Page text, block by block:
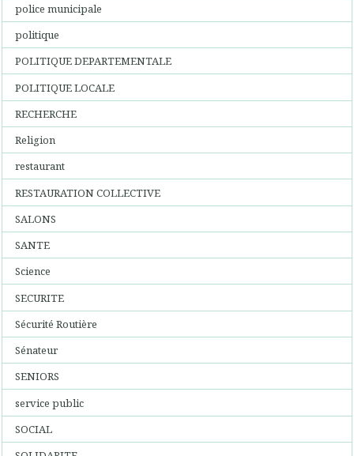
police municipale
politique
POLITIQUE DEPARTEMENTALE
POLITIQUE LOCALE
RECHERCHE
Religion
restaurant
RESTAURATION COLLECTIVE
SALONS
SANTE
Science
SECURITE
Sécurité Routière
Sénateur
SENIORS
service public
SOCIAL